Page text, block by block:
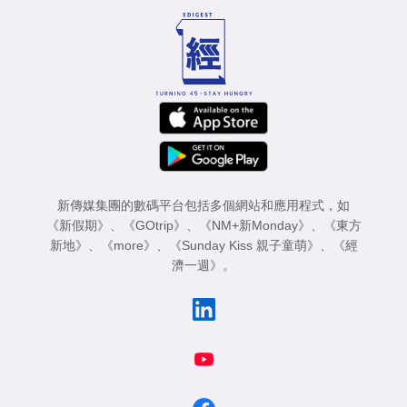
新傳媒集團的數碼平台包括多個網站和應用程式，如
《新假期》 、 《GOtrip》 、 《NM+新Monday》 、
《東方
新地》 、 《more》 、 《Sunday Kiss 親子童萌》 、
《經
濟一週》 。